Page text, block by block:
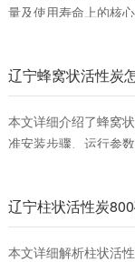
量及使用寿命上的核
辽宁蜂窝状活性炭
本文详细介绍了蜂窝
准安装步骤、运行参
辽宁柱状活性炭
本文详细解析柱状活